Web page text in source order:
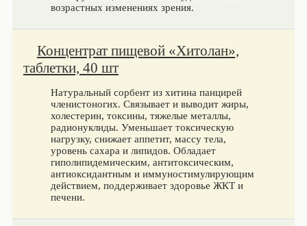
возрастных изменениях зрения.
Концентрат пищевой «Хитолан»,
таблетки, 40 шт
Натуральный сорбент из хитина панцирей
членистоногих. Связывает и выводит жиры,
холестерин, токсины, тяжелые металлы,
радионуклиды. Уменьшает токсическую
нагрузку, снижает аппетит, массу тела,
уровень сахара и липидов. Обладает
гиполипидемическим, антитоксическим,
антиоксидантным и иммуностимулирующим
действием, поддерживает здоровье ЖКТ и
печени.